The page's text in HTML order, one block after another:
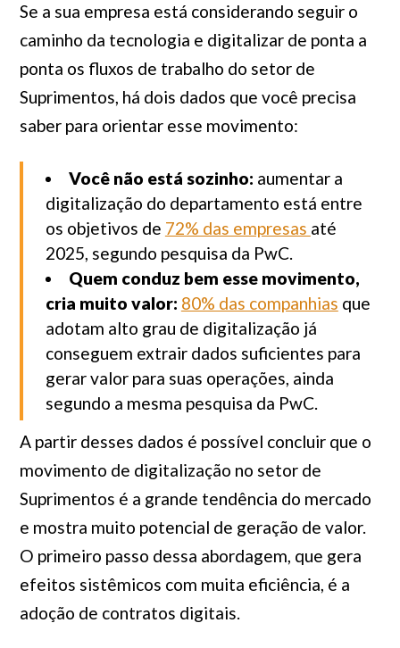
Se a sua empresa está considerando seguir o
caminho da tecnologia e digitalizar de ponta a
ponta os fluxos de trabalho do setor de
Suprimentos, há dois dados que você precisa
saber para orientar esse movimento:
Você não está sozinho: aumentar a
digitalização do departamento está entre
os objetivos de 72% das empresas até
2025, segundo pesquisa da PwC.
Quem conduz bem esse movimento,
cria muito valor: 80% das companhias que
adotam alto grau de digitalização já
conseguem extrair dados suficientes para
gerar valor para suas operações, ainda
segundo a mesma pesquisa da PwC.
A partir desses dados é possível concluir que o
movimento de digitalização no setor de
Suprimentos é a grande tendência do mercado
e mostra muito potencial de geração de valor.
O primeiro passo dessa abordagem, que gera
efeitos sistêmicos com muita eficiência, é a
adoção de contratos digitais.